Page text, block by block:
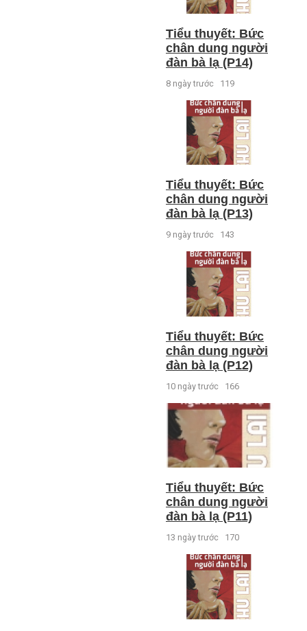
Tiểu thuyết: Bức
chân dung người
đàn bà lạ (P14)
8 ngày trước 119
Tiểu thuyết: Bức
chân dung người
đàn bà lạ (P13)
9 ngày trước 143
Tiểu thuyết: Bức
chân dung người
đàn bà lạ (P12)
10 ngày trước 166
Tiểu thuyết: Bức
chân dung người
đàn bà lạ (P11)
13 ngày trước 170